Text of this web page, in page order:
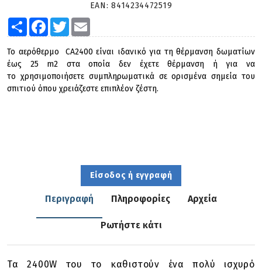
EAN:8414234472519
Share Facebook
Twitter
Το αερόθερμο CA2400 είναι ιδανικό για τη θέρμανση δωματίων
έως 25 m2 στα οποία δεν έχετε θέρμανση ή για να
το χρησιμοποιήσετε συμπληρωματικά σε ορισμένα σημεία του
σπιτιού όπου χρειάζεστε επιπλέον ζέστη.
Είσοδος ή εγγραφή
Περιγραφή Πληροφορίες Αρχεία
Ρωτήστε κάτι
Τα 2400W του το καθιστούν ένα πολύ ισχυρό